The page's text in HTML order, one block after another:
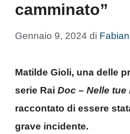
camminato”
Gennaio 9, 2024 di
Matilde Gioli, una delle
serie Rai Doc – Nelle tue
raccontato di essere
grave incidente.